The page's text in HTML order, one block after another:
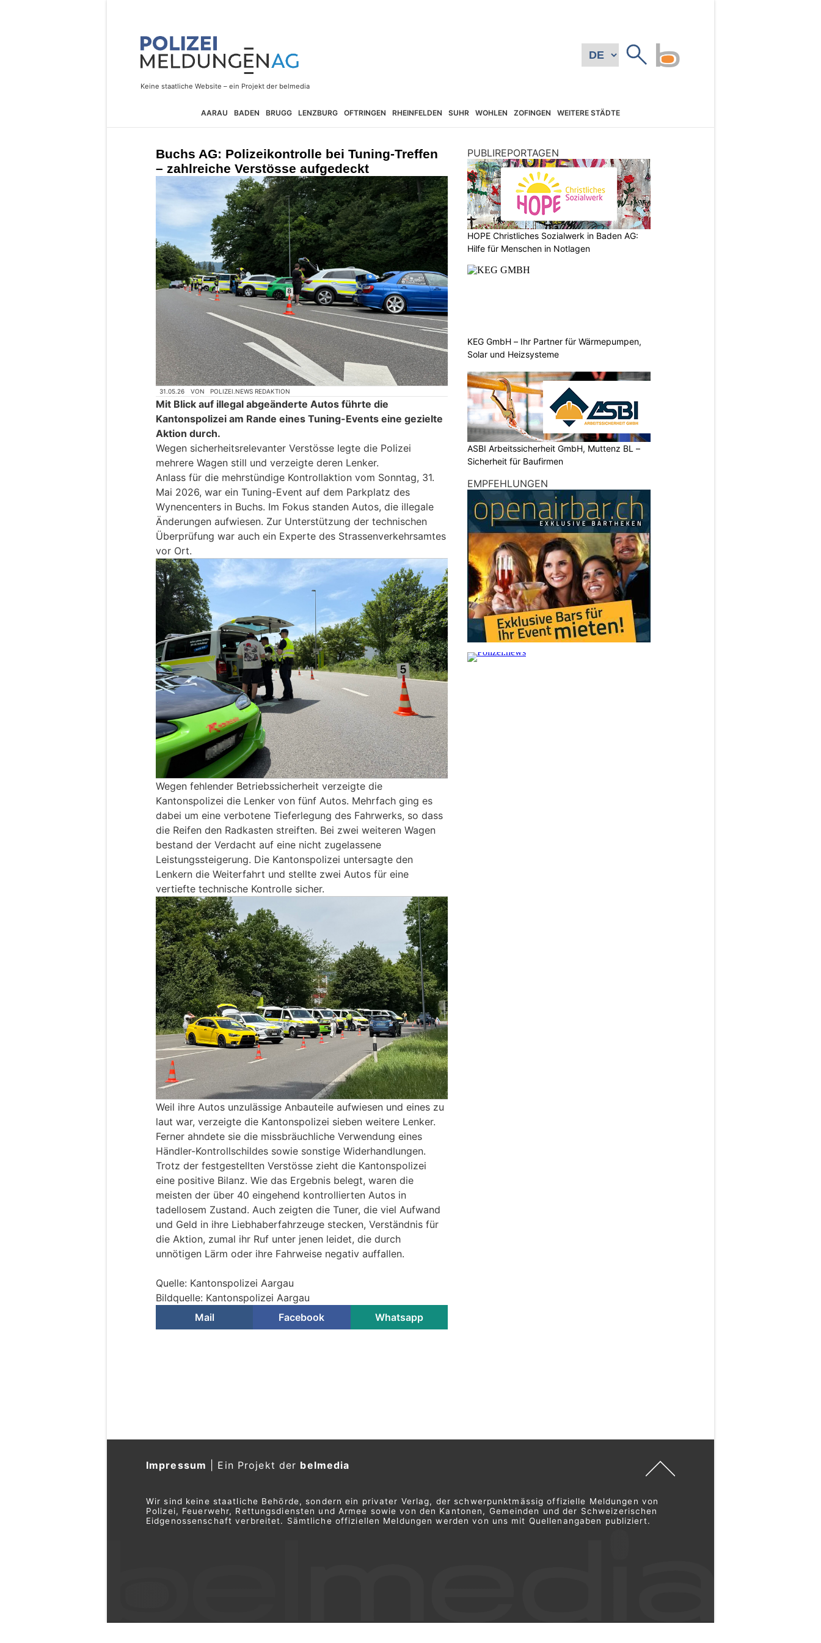
AARAU BADEN BRUGG LENZBURG OFTRINGEN RHEINFELDEN SUHR WOHLEN ZOFINGEN WEITERE STÄDTE
Buchs AG: Polizeikontrolle bei Tuning-Treffen
– zahlreiche Verstösse aufgedeckt
31.05.26 VON POLIZEI.NEWS REDAKTION
Mit Blick auf illegal abgeänderte Autos führte die
Kantonspolizei am Rande eines Tuning-Events eine gezielte
Aktion durch.
Wegen sicherheitsrelevanter Verstösse legte die Polizei
mehrere Wagen still und verzeigte deren Lenker.
Anlass für die mehrstündige Kontrollaktion vom Sonntag, 31.
Mai 2026, war ein Tuning-Event auf dem Parkplatz des
Wynencenters in Buchs. Im Fokus standen Autos, die illegale
Änderungen aufwiesen. Zur Unterstützung der technischen
Überprüfung war auch ein Experte des Strassenverkehrsamtes
vor Ort.
Wegen fehlender Betriebssicherheit verzeigte die
Kantonspolizei die Lenker von fünf Autos. Mehrfach ging es
dabei um eine verbotene Tieferlegung des Fahrwerks, so dass
die Reifen den Radkasten streiften. Bei zwei weiteren Wagen
bestand der Verdacht auf eine nicht zugelassene
Leistungssteigerung. Die Kantonspolizei untersagte den
Lenkern die Weiterfahrt und stellte zwei Autos für eine
vertiefte technische Kontrolle sicher.
Weil ihre Autos unzulässige Anbauteile aufwiesen und eines zu
laut war, verzeigte die Kantonspolizei sieben weitere Lenker.
Ferner ahndete sie die missbräuchliche Verwendung eines
Händler-Kontrollschildes sowie sonstige Widerhandlungen.
Trotz der festgestellten Verstösse zieht die Kantonspolizei
eine positive Bilanz. Wie das Ergebnis belegt, waren die
meisten der über 40 eingehend kontrollierten Autos in
tadellosem Zustand. Auch zeigten die Tuner, die viel Aufwand
und Geld in ihre Liebhaberfahrzeuge stecken, Verständnis für
die Aktion, zumal ihr Ruf unter jenen leidet, die durch
unnötigen Lärm oder ihre Fahrweise negativ auffallen.
Quelle: Kantonspolizei Aargau
Bildquelle: Kantonspolizei Aargau
Mail
Facebook Whatsapp
Der alkoholisierte Lenker verursachte mehrere Kollisionen,
Weiterlesen
PUBLIREPORTAGEN
HOPE Christliches Sozialwerk in Baden AG:
Hilfe für Menschen in Notlagen
KEG GmbH – Ihr Partner für Wärmepumpen,
Solar und Heizsysteme
ASBI Arbeitssicherheit GmbH, Muttenz BL –
Sicherheit für Baufirmen
EMPFEHLUNGEN